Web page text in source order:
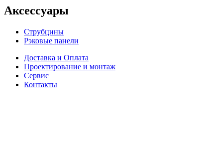
Аксессуары
Струбцины
Рэковые панели
Доставка и Оплата
Проектирование и монтаж
Сервис
Контакты